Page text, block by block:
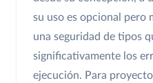
su uso es opcional pero
una seguridad de tipos
significativamente los
ejecución. Para